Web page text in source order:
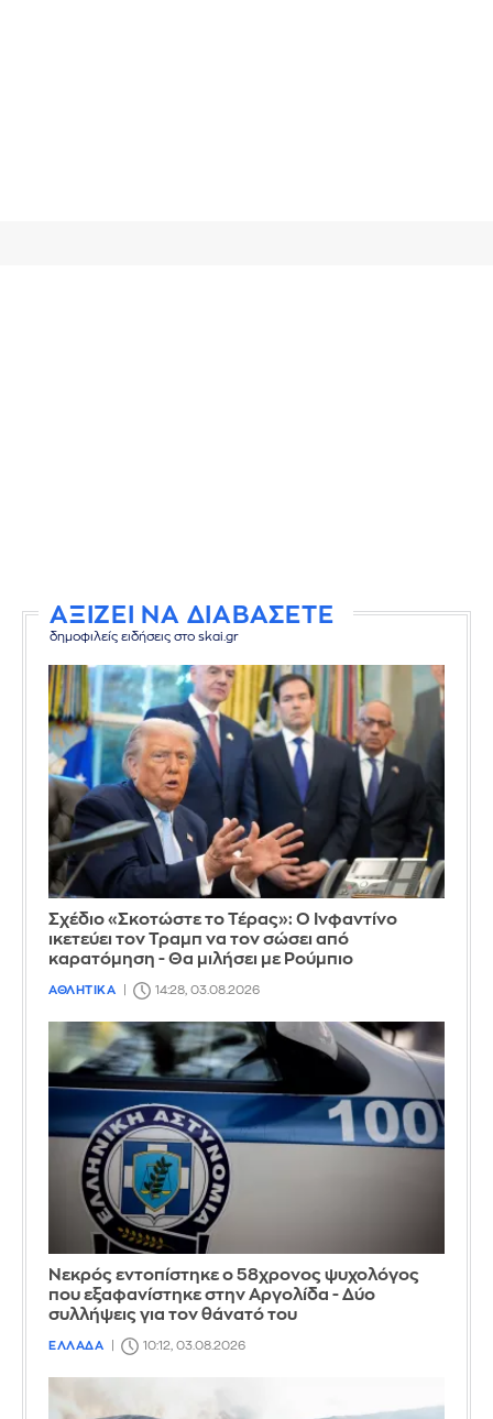
ΑΞΙΖΕΙ ΝΑ ΔΙΑΒΑΣΕΤΕ
δημοφιλείς ειδήσεις στο skai.gr
Σχέδιο «Σκοτώστε το Τέρας»: Ο Ινφαντίνο
ικετεύει τον Τραμπ να τον σώσει από
καρατόμηση - Θα μιλήσει με Ρούμπιο
ΑΘΛΗΤΙΚΑ 14:28, 03.08.2026
Νεκρός εντοπίστηκε ο 58χρονος ψυχολόγος
που εξαφανίστηκε στην Αργολίδα - Δύο
συλλήψεις για τον θάνατό του
ΕΛΛΑΔΑ 10:12, 03.08.2026